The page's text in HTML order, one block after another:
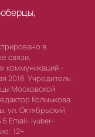
в
связи,
коммуникаций -
2018. Учредитель:
Московской
Колмыкова
ул. Октябрьский
Email: lyuber-
12+